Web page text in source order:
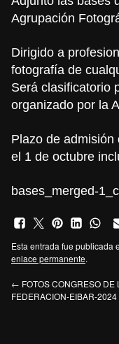
Agrupación
Dirigido a
fotografía de
Será clasificatorio
organizado por la
Plazo de
el 1 de octubre
bases_merged-
Esta entrada fue publicada
enlace permanente.
← FOTOS CONGRESO DE
FEDERACION-EIBAR-2024